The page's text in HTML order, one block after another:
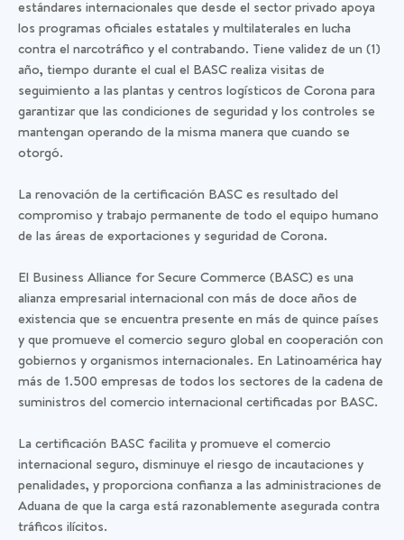
estándares internacionales que desde el sector privado apoya
los programas oficiales estatales y multilaterales en lucha
contra el narcotráfico y el contrabando. Tiene validez de un (1)
año, tiempo durante el cual el BASC realiza visitas de
seguimiento a las plantas y centros logísticos de Corona para
garantizar que las condiciones de seguridad y los controles se
mantengan operando de la misma manera que cuando se
otorgó.
La renovación de la certificación BASC es resultado del
compromiso y trabajo permanente de todo el equipo humano
de las áreas de exportaciones y seguridad de Corona.
El Business Alliance for Secure Commerce (BASC) es una
alianza empresarial internacional con más de doce años de
existencia que se encuentra presente en más de quince países
y que promueve el comercio seguro global en cooperación con
gobiernos y organismos internacionales. En Latinoamérica hay
más de 1.500 empresas de todos los sectores de la cadena de
suministros del comercio internacional certificadas por BASC.
La certificación BASC facilita y promueve el comercio
internacional seguro, disminuye el riesgo de incautaciones y
penalidades, y proporciona confianza a las administraciones de
Aduana de que la carga está razonablemente asegurada contra
tráficos ilícitos.